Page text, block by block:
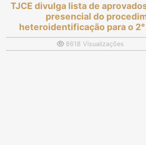
TJCE divulga lista de
presencial do
heteroidentificação para o
8618 Visualizações